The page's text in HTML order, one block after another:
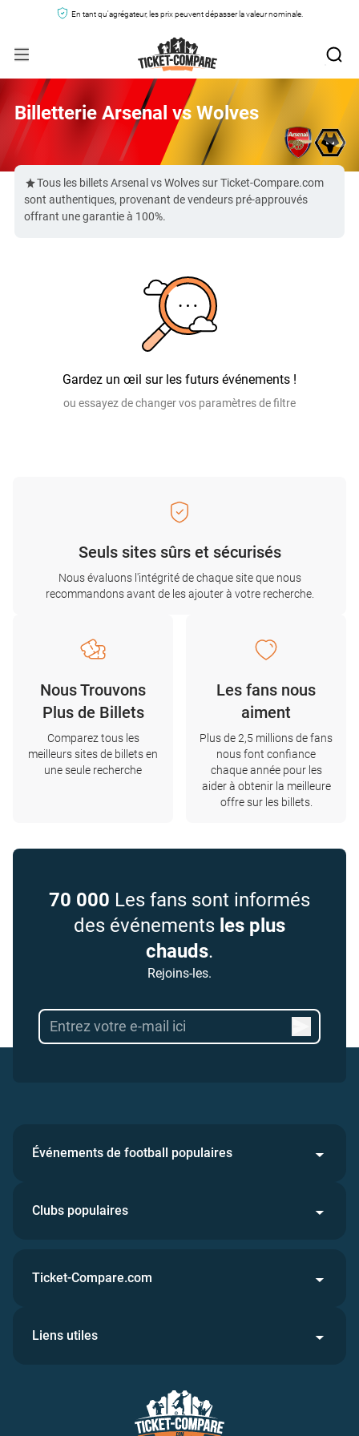
En tant qu'agrégateur, les prix peuvent dépasser la valeur nominale.
Billetterie Arsenal vs Wolves
Tous les billets Arsenal vs Wolves sur Ticket-Compare.com
sont authentiques, provenant de vendeurs pré-approuvés
offrant une garantie à 100%.
Gardez un œil sur les futurs événements !
ou essayez de changer vos paramètres de filtre
Seuls sites sûrs et sécurisés
Nous évaluons l'intégrité de chaque site que nous
recommandons avant de les ajouter à votre recherche.
Nous Trouvons
Plus de Billets
Comparez tous les
meilleurs sites de billets en
une seule recherche
Les fans nous
aiment
Plus de 2,5 millions de fans
nous font confiance
chaque année pour les
aider à obtenir la meilleure
offre sur les billets.
70 000 Les fans sont informés
des événements les plus
chauds.
Rejoins-les.
Événements de football populaires
Clubs populaires
Ticket-Compare.com
Liens utiles